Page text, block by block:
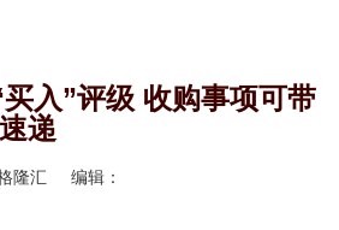
入”评级 收购事项可带
递
隆汇 编辑：